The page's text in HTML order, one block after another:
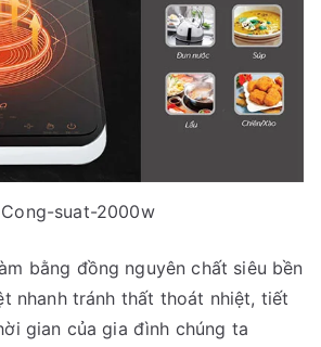
Cong-suat-2000w
bằng đồng nguyên chất siêu bền
nhanh tránh thất thoát nhiệt, tiết
gian của gia đình chúng ta